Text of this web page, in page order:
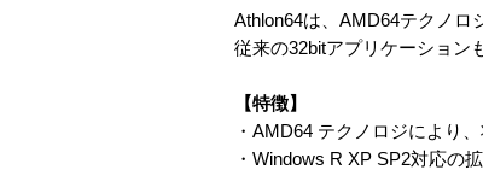
Athlon64は、AMD64テクノロ
従来の32bitアプリケーション
【特徴】
・AMD64 テクノロジにより
・Windows R XP SP2対応の